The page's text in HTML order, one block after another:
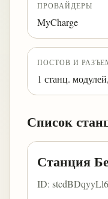
ПРОВАЙДЕРЫ
MyCharge
ПОСТОВ И
1 станц.
Список
Станция
ID: